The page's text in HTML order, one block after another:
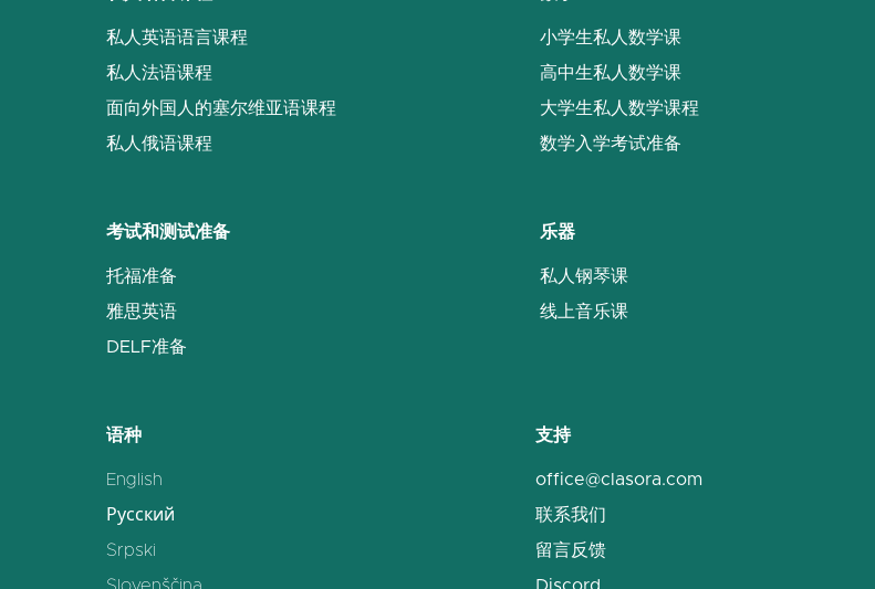
私人英语语言课程
私人法语课程
面向外国人的塞尔维亚语课程
私人俄语课程
小学生私人数学课
高中生私人数学课
大学生私人数学课程
数学入学考试准备
考试和测试准备
托福准备
雅思英语
DELF准备
乐器
私人钢琴课
线上音乐课
语种
English
Русский
Srpski
支持
office@clasora.com
联系我们
留言反馈